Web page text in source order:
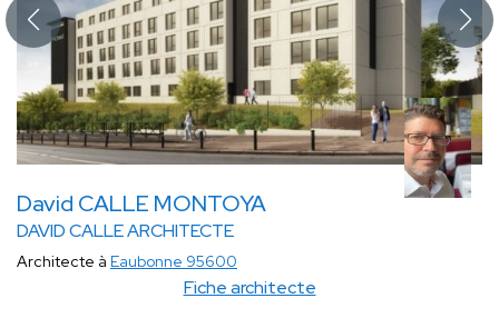
David CALLE MONTOYA
DAVID CALLE ARCHITECTE
Fiche architecte
Architecte à Eaubonne 95600